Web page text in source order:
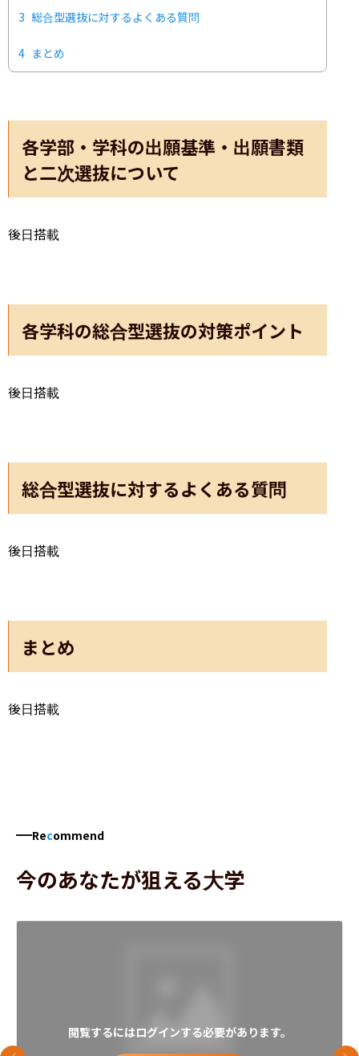
3 総合型選抜に対するよくある質問
4 まとめ
各学部・学科の出願基準・出願書類
と二次選抜について
後日搭載
各学科の総合型選抜の対策ポイント
後日搭載
総合型選抜に対するよくある質問
後日搭載
まとめ
後日搭載
Recommend
今のあなたが狙える大学
閲覧するにはログインする必要があります。